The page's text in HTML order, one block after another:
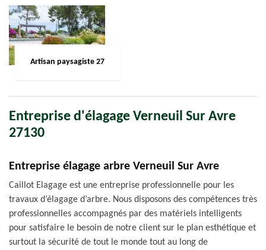
Artisan paysagiste 27
Entreprise d'élagage Verneuil Sur Avre
27130
Entreprise élagage arbre Verneuil Sur Avre
Caillot Elagage est une entreprise professionnelle pour les
travaux d’élagage d’arbre. Nous disposons des compétences très
professionnelles accompagnés par des matériels intelligents
pour satisfaire le besoin de notre client sur le plan esthétique et
surtout la sécurité de tout le monde tout au long de